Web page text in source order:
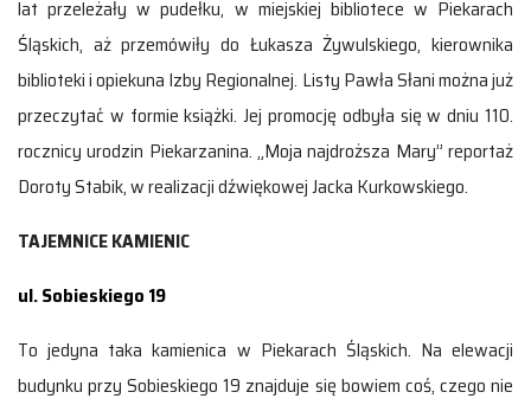
lat przeleżały w pudełku, w miejskiej bibliotece w Piekarach
Śląskich, aż przemówiły do Łukasza Żywulskiego, kierownika
biblioteki i opiekuna Izby Regionalnej. Listy Pawła Słani można już
przeczytać w formie książki. Jej promocję odbyła się w dniu 110.
rocznicy urodzin Piekarzanina. „Moja najdroższa Mary” reportaż
Doroty Stabik, w realizacji dźwiękowej Jacka Kurkowskiego.
TAJEMNICE KAMIENIC
ul. Sobieskiego 19
To jedyna taka kamienica w Piekarach Śląskich. Na elewacji
budynku przy Sobieskiego 19 znajduje się bowiem coś, czego nie